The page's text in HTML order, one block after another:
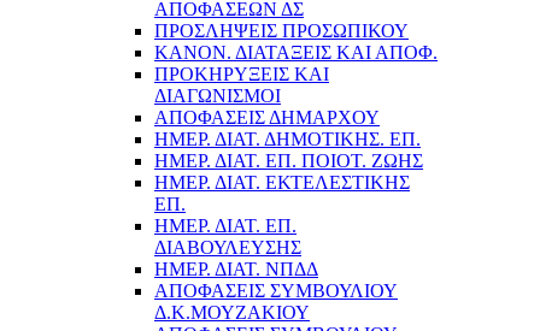
ΑΠΟΦΑΣΕΩΝ ΔΣ
ΠΡΟΣΛΗΨΕΙΣ ΠΡΟΣΩΠΙΚΟΥ
ΚΑΝΟΝ. ΔΙΑΤΑΞΕΙΣ ΚΑΙ ΑΠΟΦ.
ΠΡΟΚΗΡΥΞΕΙΣ ΚΑΙ
ΔΙΑΓΩΝΙΣΜΟΙ
ΑΠΟΦΑΣΕΙΣ ΔΗΜΑΡΧΟΥ
ΗΜΕΡ. ΔΙΑΤ. ΔΗΜΟΤΙΚΗΣ. ΕΠ.
ΗΜΕΡ. ΔΙΑΤ. ΕΠ. ΠΟΙOΤ. ΖΩΗΣ
ΗΜΕΡ. ΔΙΑΤ. ΕΚΤΕΛΕΣΤΙΚΗΣ
ΕΠ.
ΗΜΕΡ. ΔΙΑΤ. ΕΠ.
ΔΙΑΒΟΥΛΕΥΣΗΣ
ΗΜΕΡ. ΔΙΑΤ. ΝΠΔΔ
ΑΠΟΦΑΣΕΙΣ ΣΥΜΒΟΥΛΙΟΥ
Δ.Κ.ΜΟΥΖΑΚΙΟΥ